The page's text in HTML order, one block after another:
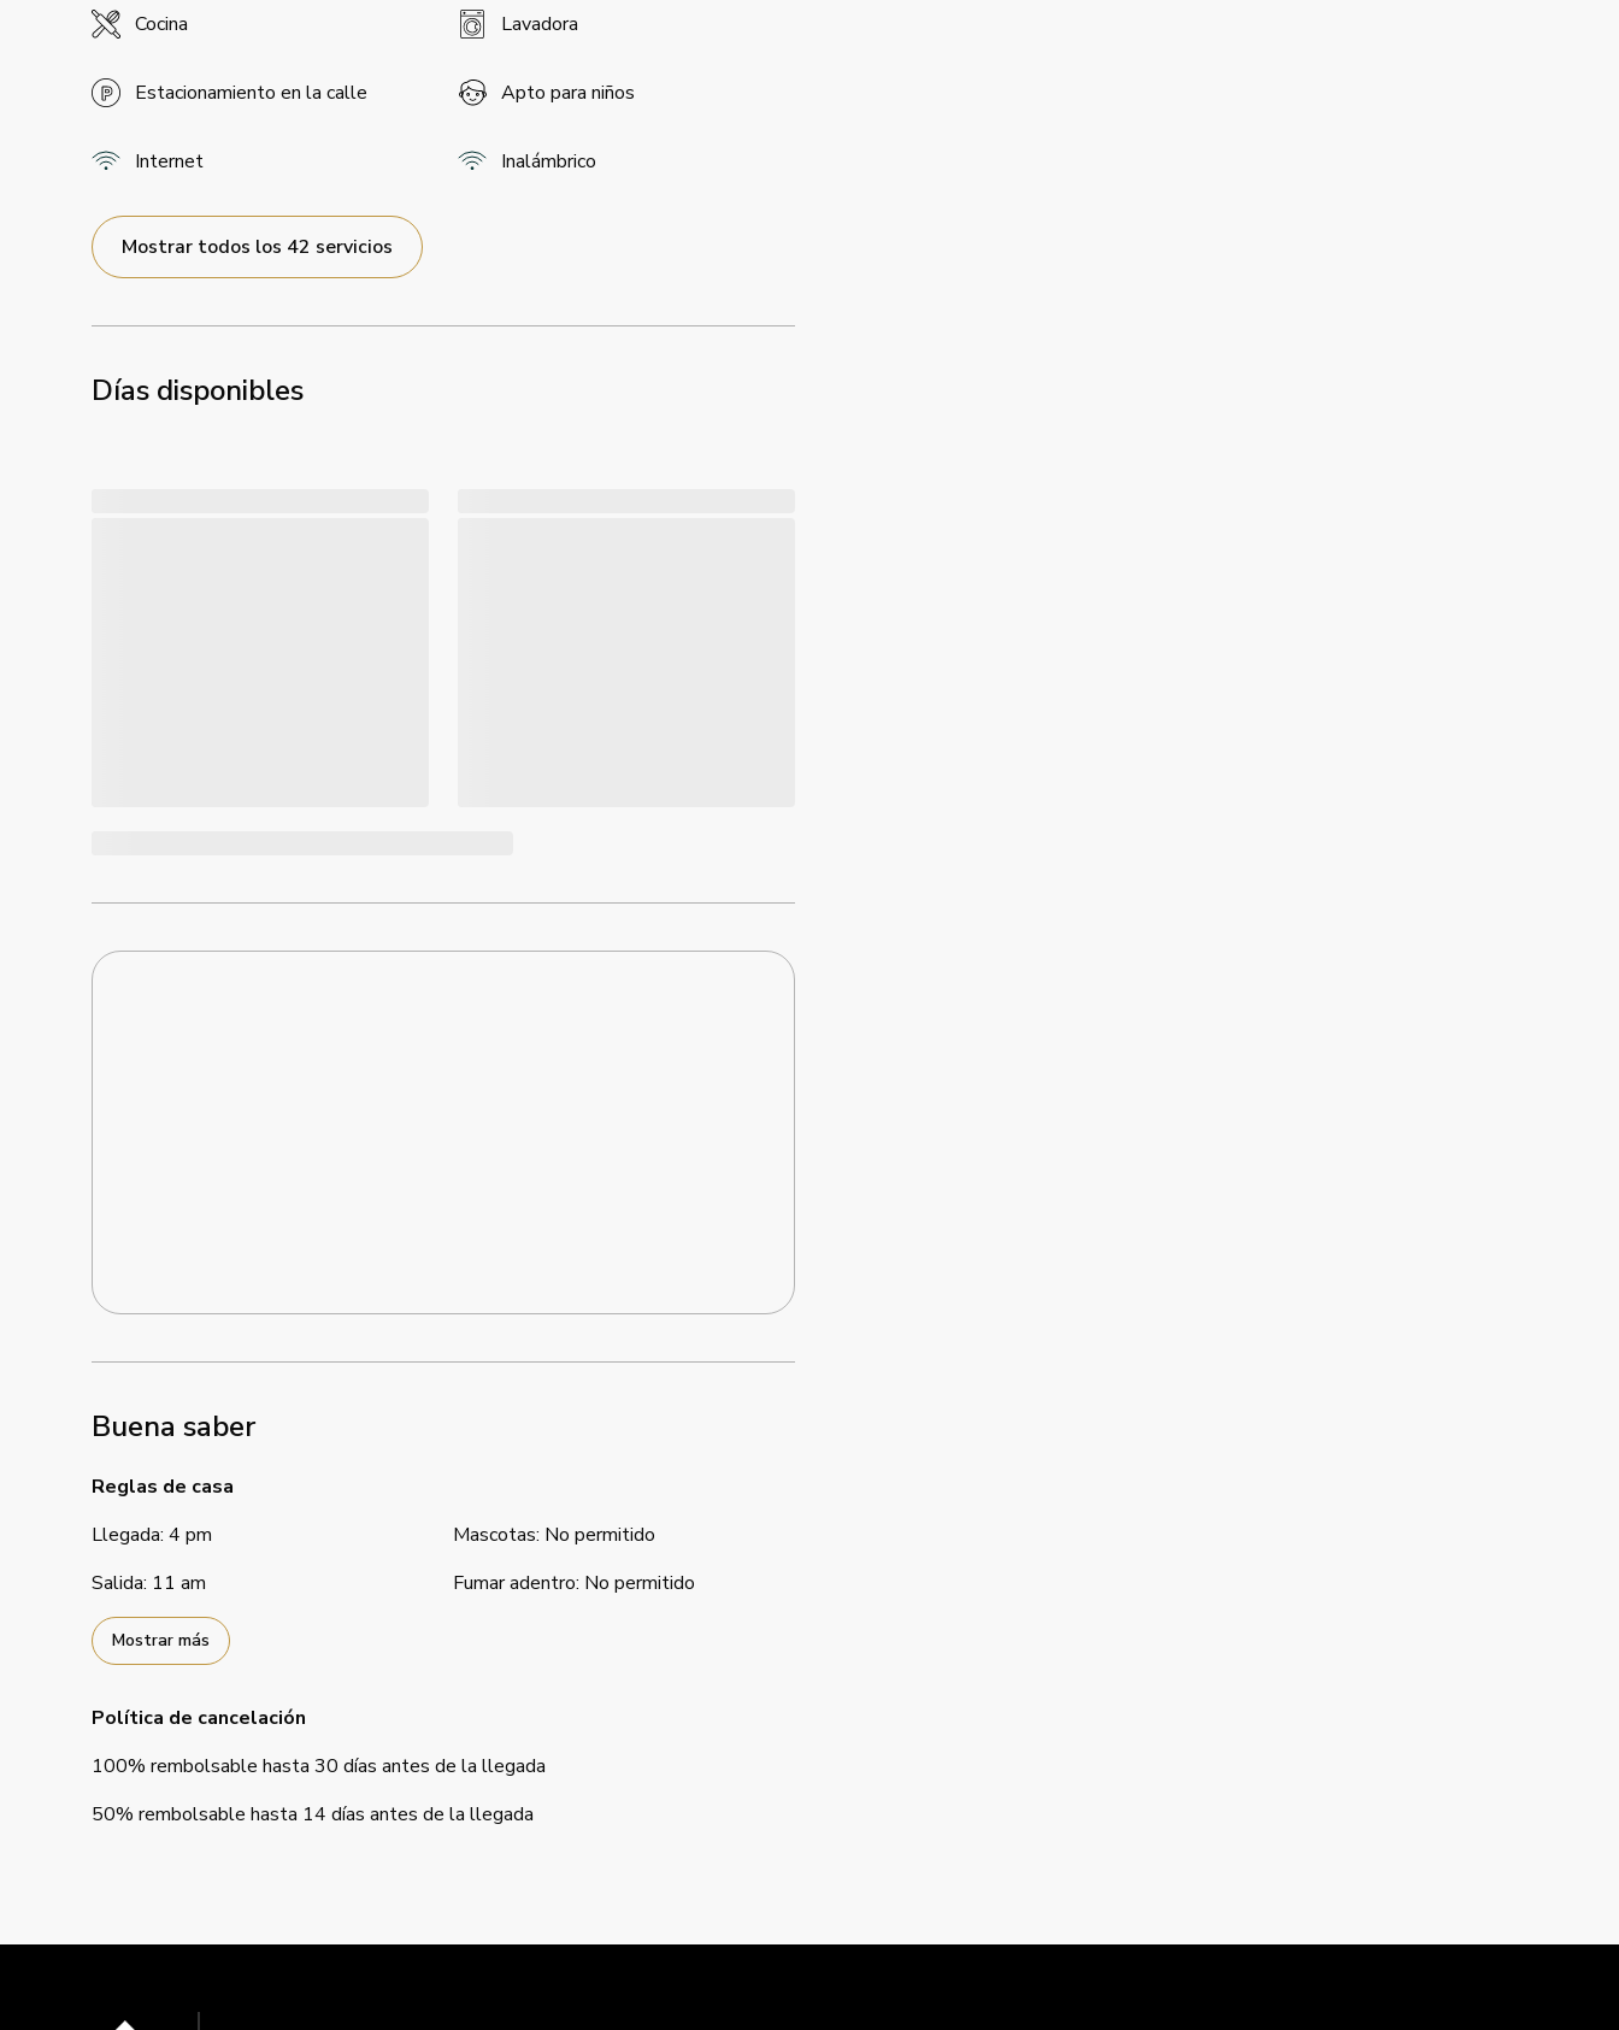
Cocina Lavadora
Estacionamiento en la calle Apto para niños
Internet Inalámbrico
Mostrar todos los 42 servicios
Días disponibles
Buena saber
Reglas de casa
Llegada: 4 pm
Salida: 11 am
Mascotas: No permitido
Fumar adentro: No permitido
Mostrar más
Política de cancelación
100% rembolsable hasta 30 días antes de la llegada
50% rembolsable hasta 14 días antes de la llegada